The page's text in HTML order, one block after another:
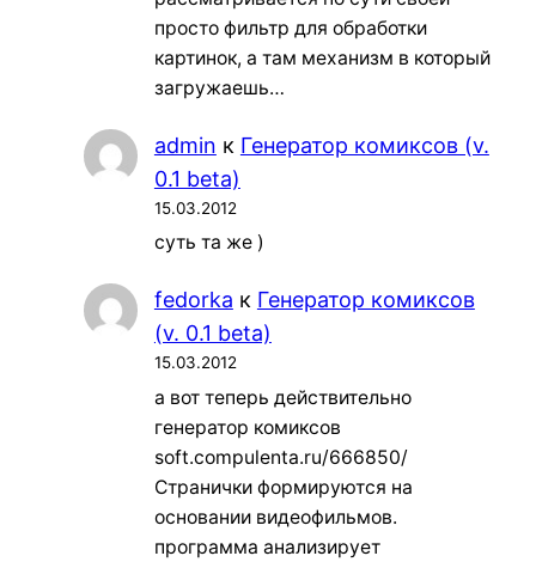
просто фильтр для обработки
картинок, а там механизм в который
загружаешь…
admin к Генератор комиксов (v.
0.1 beta)
15.03.2012
суть та же )
fedorka к Генератор комиксов
(v. 0.1 beta)
15.03.2012
а вот теперь действительно
генератор комиксов
soft.compulenta.ru/666850/
Странички формируются на
основании видеофильмов.
программа анализирует